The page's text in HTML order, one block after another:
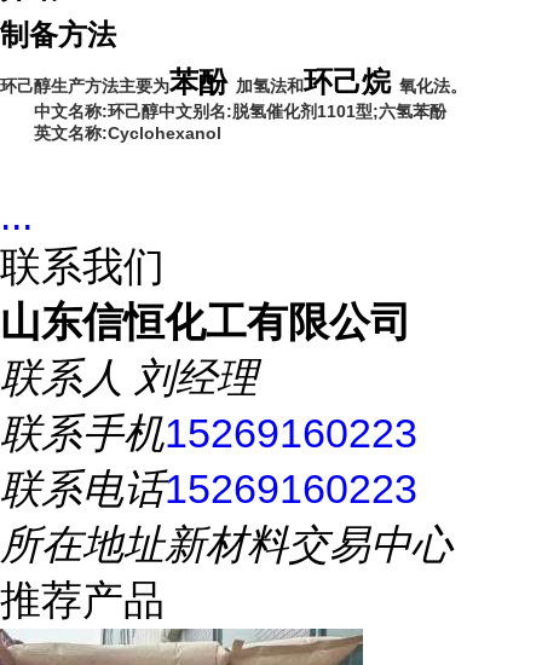
制备方法
环己醇生产方法主要为苯酚 加氢法和环己烷 氧化法。
中文名称:环己醇中文别名:脱氢催化剂1101型;六氢苯酚
英文名称:Cyclohexanol
...
联系我们
山东信恒化工有限公司
联系人 刘经理
联系手机15269160223
联系电话15269160223
所在地址新材料交易中心
推荐产品